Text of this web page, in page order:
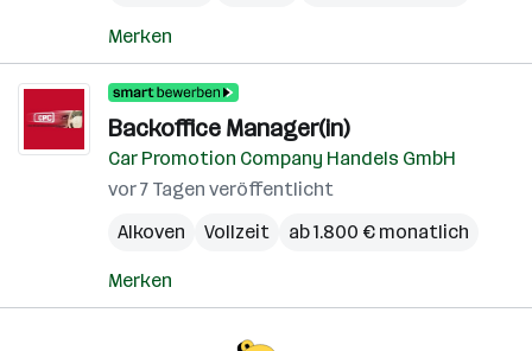
Merken
Backoffice Manager(in)
Car Promotion Company Handels GmbH
vor 7 Tagen veröffentlicht
Alkoven
Vollzeit ab 1.800 € monatlich
Merken